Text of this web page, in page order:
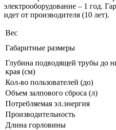
электрооборудование – 1 год.
идет от производителя (10 лет).
Вес
Габаритные размеры
Глубина подводящей трубы до
края (см)
Кол-во пользователей (до)
Объем залпового сброса (л)
Потребляемая эл.энергия
Производительность
Длина горловины